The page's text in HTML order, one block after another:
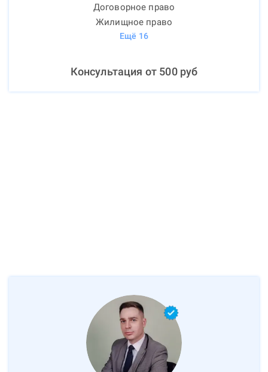
Договорное право
Жилищное право
Ещё 16
Консультация от 500руб